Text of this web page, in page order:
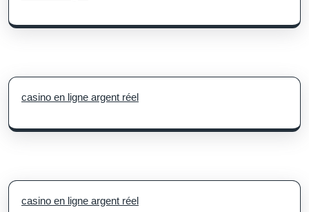
casino en ligne argent réel
casino en ligne argent réel